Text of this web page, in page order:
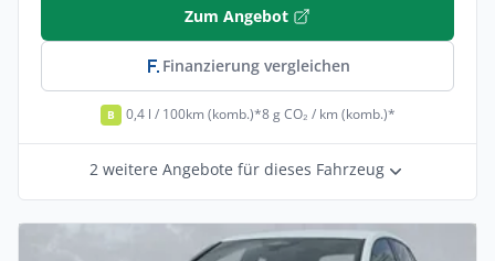
Zum Angebot
Finanzierung vergleichen
B 0,4 l / 100km (komb.)*8 g CO₂ / km (komb.)*
2 weitere Angebote für dieses Fahrzeug